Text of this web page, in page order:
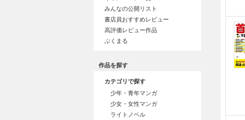
みんなの公開リスト
書店員おすすめレビュー
高評価レビュー作品
ぶくまる
作品を探す
カテゴリで探す
少年・青年マンガ
少女・女性マンガ
ライトノベル